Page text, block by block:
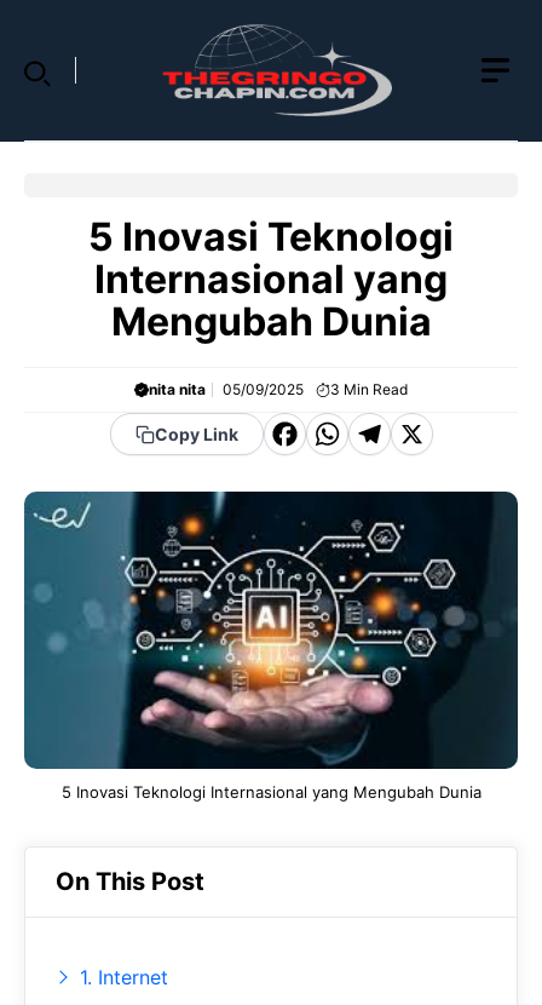
content
5 Inovasi Teknologi
Internasional yang
Mengubah Dunia
nita nita 05/09/2025 3 Min Read
Copy Link
F
e
b
o
o
k
W
t
s
A
p
p
T
e
g
r
a
m
X
5 Inovasi Teknologi Internasional yang Mengubah Dunia
On This Post
1. Internet